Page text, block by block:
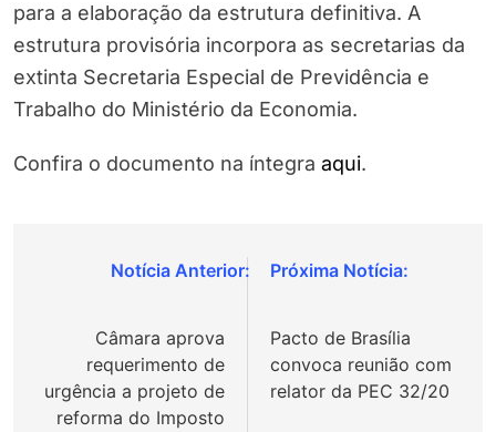
para a elaboração da estrutura definitiva. A
estrutura provisória incorpora as secretarias da
extinta Secretaria Especial de Previdência e
Trabalho do Ministério da Economia.
Confira o documento na íntegra aqui.
Navegação
Post
Câmara aprova
requerimento de
urgência a projeto de
reforma do Imposto
Pacto de Brasília
convoca reunião com
relator da PEC 32/20